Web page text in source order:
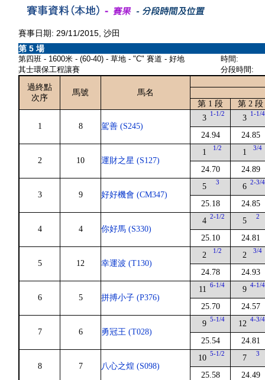
賽事日期: 29/11/2015, 沙田
第 5 場
第四班 - 1600米 - (60-40) - 草地 - "C" 賽道 - 好地
其士環保工程讓賽
時間:
分段時間:
過終點
次序
馬號
馬名
第 1 段
第 2 段
1 8 駕善 (S245)
3 1-1/2
24.94
3 1-1/4
24.85
2 10 運財之星 (S127)
1 1/2
24.70
1 3/4
24.89
3 9 好好機會 (CM347)
5 3
25.18
6 2-3/4
24.85
4 4 你好馬 (S330)
4 2-1/2
25.10
5 2
24.81
5 12 幸運波 (T130)
2 1/2
24.78
2 3/4
24.93
6 5 拼搏小子 (P376)
11 6-1/4
25.70
9 4-1/4
24.57
7 6 勇冠王 (T028)
9 5-1/4
25.54
12 4-3/4
24.81
8 7 八心之煌 (S098)
10 5-1/2
25.58
7 3
24.49